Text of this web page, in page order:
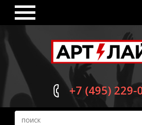
+7 (495) 229-